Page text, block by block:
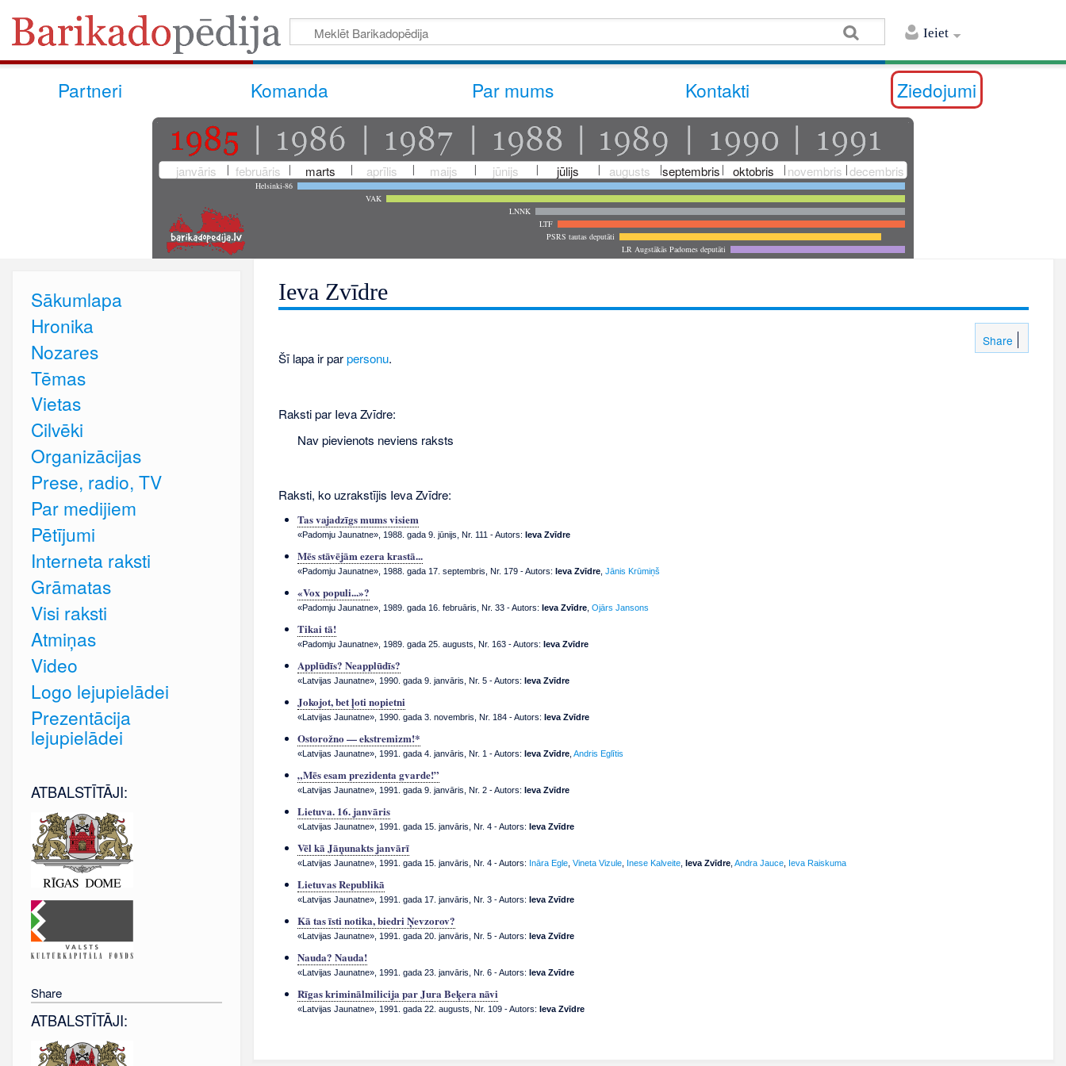
Ieiet
Partneri Komanda Par mums Kontakti Ziedojumi
janvāris februāris marts aprīlis maijs jūnijs jūlijs augusts septembris oktobris novembris decembris
Helsinki-86
VAK
LNNK
LTF
PSRS tautas deputāti
LR Augstākās Padomes deputāti
Ieva Zvīdre
Share
Šī lapa ir parpersonu.
Raksti par Ieva Zvīdre:
Nav pievienots neviens raksts
Raksti, ko uzrakstījis Ieva Zvīdre:
Tas vajadzīgs mums visiem
«Padomju Jaunatne», 1988. gada 9. jūnijs, Nr. 111 - Autors: Ieva Zvīdre
Mēs stāvējām ezera krastā...
«Padomju Jaunatne», 1988. gada 17. septembris, Nr. 179- Autors: Ieva Zvīdre, Jānis Krūmiņš
«Vox populi...»?
«Padomju Jaunatne», 1989. gada 16. februāris, Nr. 33- Autors: Ieva Zvīdre, Ojārs Jansons
Tikai tā!
«Padomju Jaunatne», 1989. gada 25. augusts, Nr. 163- Autors: Ieva Zvīdre
Applūdīs? Neapplūdīs?
«Latvijas Jaunatne», 1990. gada 9. janvāris, Nr. 5- Autors: Ieva Zvīdre
Jokojot, bet ļoti nopietni
«Latvijas Jaunatne», 1990. gada 3. novembris, Nr. 184- Autors: Ieva Zvīdre
Ostorožno — ekstremizm!*
«Latvijas Jaunatne», 1991. gada 4. janvāris, Nr. 1 - Autors: Ieva Zvīdre, Andris Eglītis
„Mēs esam prezidenta gvarde!”
«Latvijas Jaunatne», 1991. gada 9. janvāris, Nr. 2- Autors: Ieva Zvīdre
Lietuva. 16. janvāris
«Latvijas Jaunatne», 1991. gada 15. janvāris, Nr. 4- Autors: Ieva Zvīdre
Vēl kā Jāņunakts janvārī
«Latvijas Jaunatne», 1991. gada 15. janvāris, Nr. 4- Autors: Ināra Egle, Vineta Vizule, Inese Kalveite, Ieva Zvīdre, Andra Jauce, Ieva Raiskuma
Lietuvas Republikā
«Latvijas Jaunatne», 1991. gada 17. janvāris, Nr. 3- Autors: Ieva Zvīdre
Kā tas īsti notika, biedri Ņevzorov?
«Latvijas Jaunatne», 1991. gada 20. janvāris, Nr. 5- Autors: Ieva Zvīdre
Nauda? Nauda!
«Latvijas Jaunatne», 1991. gada 23. janvāris, Nr. 6- Autors: Ieva Zvīdre
Rīgas kriminālmilicija par Jura Beķera nāvi
«Latvijas Jaunatne», 1991. gada 22. augusts, Nr. 109- Autors: Ieva Zvīdre
Sākumlapa
Hronika
Nozares
Tēmas
Vietas
Cilvēki
Organizācijas
Prese, radio, TV
Par medijiem
Pētījumi
Interneta raksti
Grāmatas
Visi raksti
Atmiņas
Video
Logo lejupielādei
Prezentācija
lejupielādei
ATBALSTĪTĀJI:
Share
ATBALSTĪTĀJI: